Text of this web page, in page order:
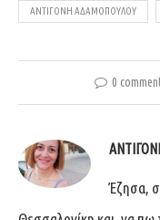
ΑΝΤΙΓΌΝΗ ΑΔΑΜΟΠΟΎΛΟΥ
0
Έζησα,